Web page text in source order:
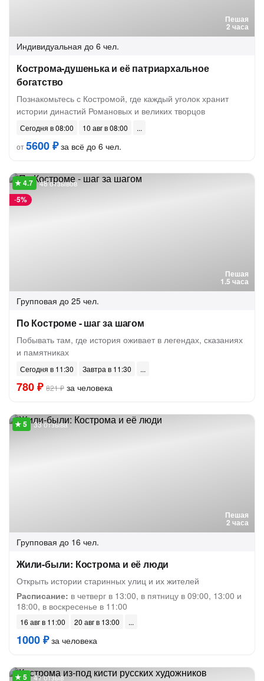
Пешая
2 часа
Индивидуальная до 6 чел.
Кострома-душенька и её патриархальное
богатство
Познакомьтесь с Костромой, где каждый уголок хранит
истории династий Романовых и великих творцов
Сегодня в 08:00
10 авг в 08:00
от5600 ₽за всё до 6 чел.
Пешая
1.5 часа
-5%
48 отзывов
Групповая до 25 чел.
По Костроме - шаг за шагом
Побывать там, где история оживает в легендах, сказаниях
и памятниках
Сегодня в 11:30 Завтра в 11:30
780 ₽ 821 ₽ за человека
Пешая
2 часа
33 отзыва
Групповая до 16 чел.
Жили-были: Кострома и её люди
Открыть истории старинных улиц и их жителей
Расписание: в четверг в 13:00, в пятницу в 09:00, 13:00 и
18:00, в воскресенье в 11:00
16 авг в 11:00 20 авг в 13:00
1000 ₽за человека
41 отзыв